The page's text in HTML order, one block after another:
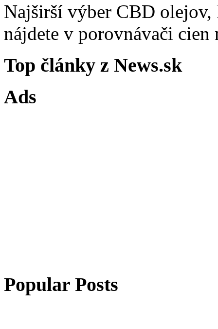
Najširší výber CBD
nájdete v porovnávači cien
Top články z News.sk
Ads
Popular Posts